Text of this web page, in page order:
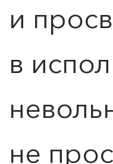
и
в
не